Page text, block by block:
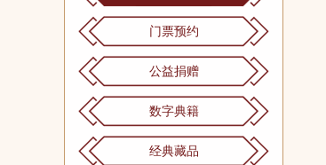
门票预约
公益捐赠
数字典籍
经典藏品